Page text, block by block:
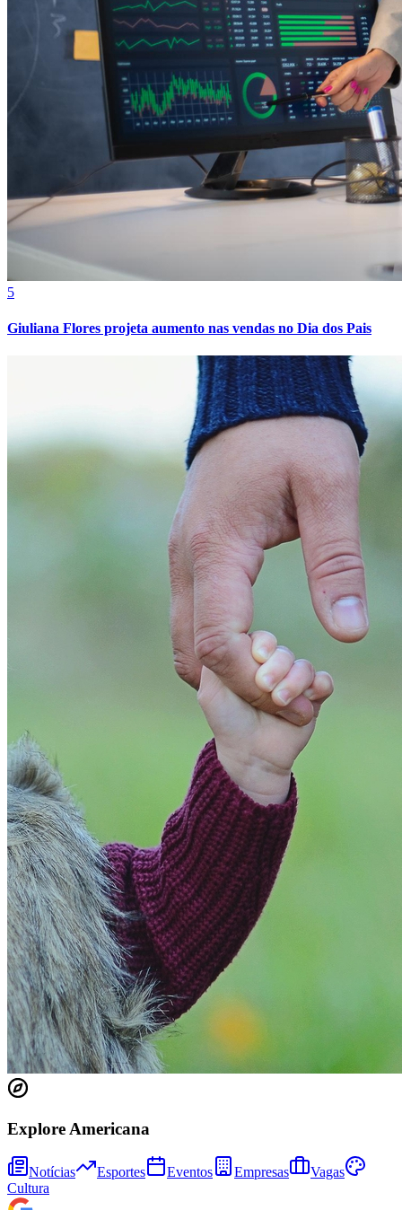
Cruzeiro
Fortaleza
5
Giuliana Flores projeta aumento nas vendas no Dia dos Pais
Explore Americana
Notícias Esportes Eventos Empresas
Vagas
Cultura